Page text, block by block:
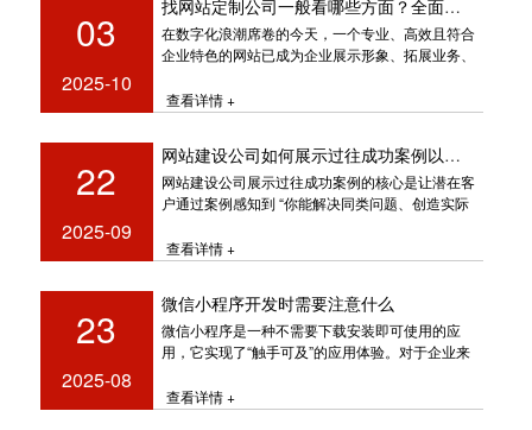
03
2025-10
找网站定制公司一般看哪些方面？全面指南助您精准选择
在数字化浪潮席卷的今天，一个专业、高效且符合
企业特色的网站已成为企业展示形象、拓展业务、
查看详情 +
22
2025-09
网站建设公司如何展示过往成功案例以增加可信度？
网站建设公司展示过往成功案例的核心是让潜在客
户通过案例感知到 “你能解决同类问题、创造实际
查看详情 +
23
2025-08
微信小程序开发时需要注意什么
微信小程序是一种不需要下载安装即可使用的应
用，它实现了“触手可及”的应用体验。对于企业来
查看详情 +